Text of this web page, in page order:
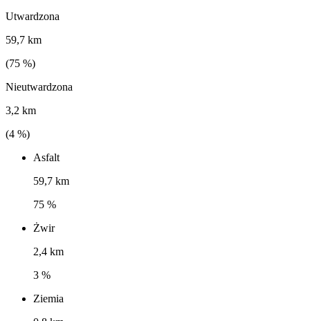
Utwardzona
59,7 km
(75 %)
Nieutwardzona
3,2 km
(4 %)
Asfalt
59,7 km
75 %
Żwir
2,4 km
3 %
Ziemia